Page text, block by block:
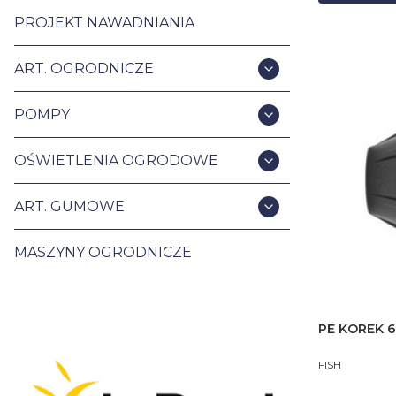
PROJEKT NAWADNIANIA
ART. OGRODNICZE
POMPY
OŚWIETLENIA OGRODOWE
ART. GUMOWE
MASZYNY OGRODNICZE
PE KOREK
PRODUCENT
FISH